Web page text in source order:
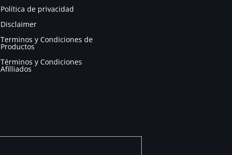
Política de privacidad
Disclaimer
Terminos y Condiciones de
Productos
Términos y Condiciones
Afilliados